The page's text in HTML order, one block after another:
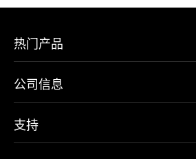
热门产品
公司信息
支持